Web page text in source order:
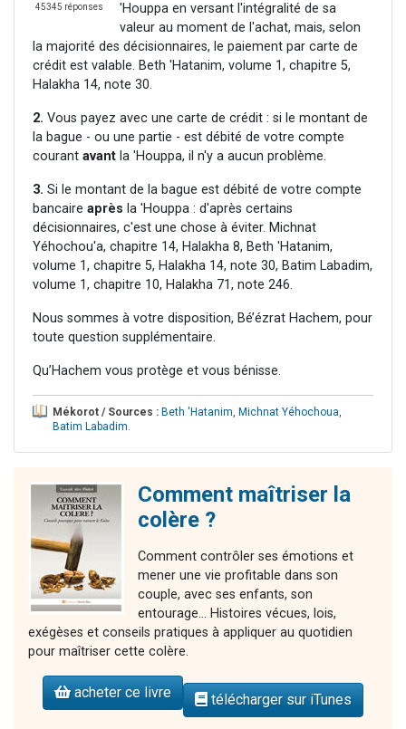
45345 réponses
'Houppa en versant l'intégralité de sa
valeur au moment de l'achat, mais, selon
la majorité des décisionnaires, le paiement par carte de
crédit est valable. Beth 'Hatanim, volume 1, chapitre 5,
Halakha 14, note 30.
2. Vous payez avec une carte de crédit : si le montant de
la bague - ou une partie - est débité de votre compte
courant avant la 'Houppa, il n'y a aucun problème.
3. Si le montant de la bague est débité de votre compte
bancaire après la 'Houppa : d'après certains
décisionnaires, c'est une chose à éviter. Michnat
Yéhochou'a, chapitre 14, Halakha 8, Beth 'Hatanim,
volume 1, chapitre 5, Halakha 14, note 30, Batim Labadim,
volume 1, chapitre 10, Halakha 71, note 246.
Nous sommes à votre disposition, Bé’ézrat Hachem, pour
toute question supplémentaire.
Qu’Hachem vous protège et vous bénisse.
Mékorot / Sources : Beth 'Hatanim, Michnat Yéhochoua,
Batim Labadim.
Comment maîtriser la
colère ?
Comment contrôler ses émotions et
mener une vie profitable dans son
couple, avec ses enfants, son
entourage... Histoires vécues, lois,
exégèses et conseils pratiques à appliquer au quotidien
pour maîtriser cette colère.
acheter ce livre télécharger sur iTunes